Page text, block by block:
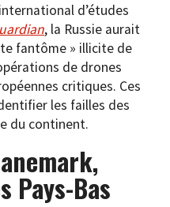
d’études
, la Russie aurait
fantôme » illicite de
de drones
critiques. Ces
les failles des
du continent.
Pays-Bas